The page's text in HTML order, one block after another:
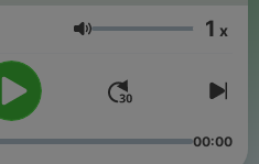
Volumen 1 x
00:00